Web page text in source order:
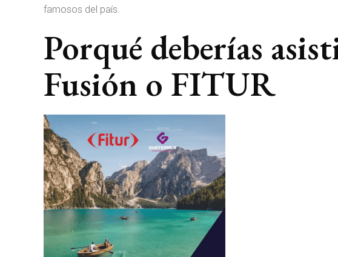
famosos del país.
Porqué deberías
Fusión o FITUR